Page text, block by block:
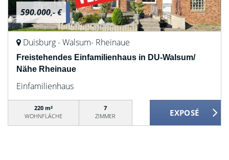
590.000,- €
Duisburg - Walsum- Rheinaue
Freistehendes Einfamilienhaus in DU-Walsum/
Nähe Rheinaue
Einfamilienhaus
220 m²
WOHNFLÄCHE
7
ZIMMER